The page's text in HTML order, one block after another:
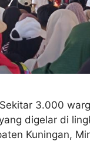
3.000
digelar di
Kuningan,